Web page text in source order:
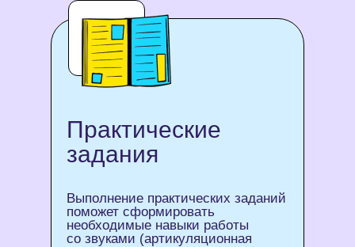
Практические
задания
Выполнение практических заданий
поможет сформировать
необходимые навыки работы
со звуками (артикуляционная